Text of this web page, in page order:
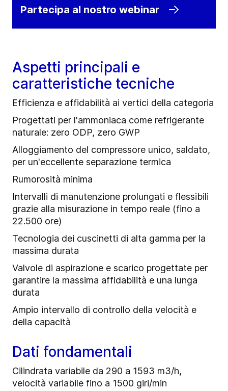
Partecipa al nostro webinar
Aspetti principali e
caratteristiche tecniche
Efficienza e affidabilità ai vertici della categoria
Progettati per l'ammoniaca come refrigerante
naturale: zero ODP, zero GWP
Alloggiamento del compressore unico, saldato,
per un'eccellente separazione termica
Rumorosità minima
Intervalli di manutenzione prolungati e flessibili
grazie alla misurazione in tempo reale (fino a
22.500 ore)
Tecnologia dei cuscinetti di alta gamma per la
massima durata
Valvole di aspirazione e scarico progettate per
garantire la massima affidabilità e una lunga
durata
Ampio intervallo di controllo della velocità e
della capacità
Dati fondamentali
Cilindrata variabile da 290 a 1593 m3/h,
velocità variabile fino a 1500 giri/min